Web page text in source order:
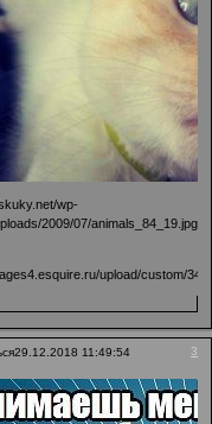
3
29.12.2018 11:49:54